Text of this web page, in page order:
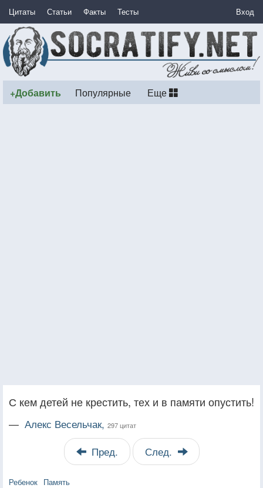
Цитаты Статьи Факты Тесты Вход
+Добавить Популярные Еще
С кем детей не крестить, тех и в памяти опустить!
— Алекс Весельчак, 297 цитат
Пред. След.
Ребенок Память